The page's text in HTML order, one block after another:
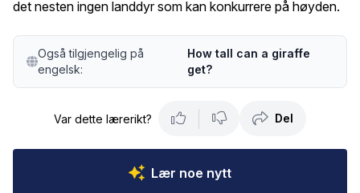
det nesten ingen landdyr som kan konkurrere på høyden.
Også tilgjengelig på
engelsk:
How tall can a giraffe
get?
Var dette lærerikt? Del
Lær noe nytt